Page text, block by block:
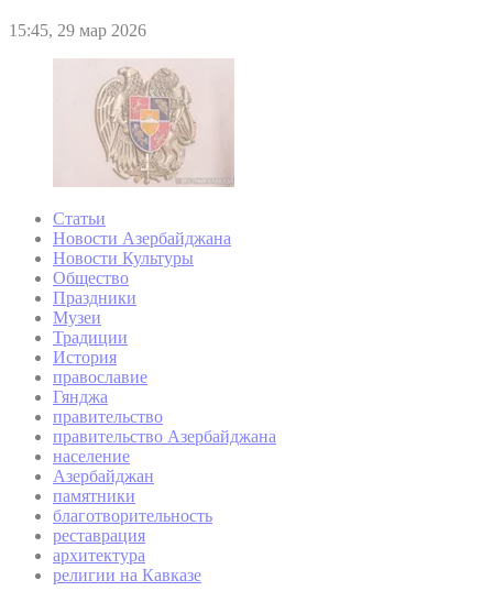
15:45, 29 мар 2026
Статьи
Новости Азербайджана
Новости Культуры
Общество
Праздники
Музеи
Традиции
История
православие
Гянджа
правительство
правительство Азербайджана
население
Азербайджан
памятники
благотворительность
реставрация
архитектура
религии на Кавказе